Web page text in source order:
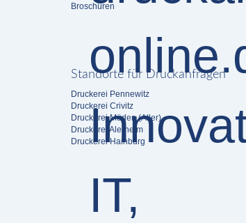
Broschüren
Standorte für Druckanfragen
Druckerei Pennewitz
Druckerei Crivitz
Druckerei Müden (Aller)
Druckerei Alerheim
Druckerei Hainburg